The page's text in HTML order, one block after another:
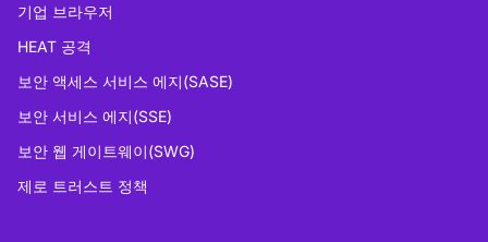
기업 브라우저
HEAT 공격
보안 액세스 서비스 에지(SASE)
보안 서비스 에지(SSE)
보안 웹 게이트웨이(SWG)
제로 트러스트 정책